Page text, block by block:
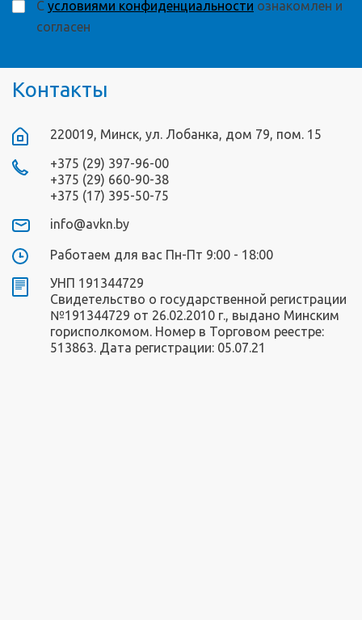
С условиями конфиденциальности ознакомлен и
согласен
Контакты
220019, Минск, ул. Лобанка, дом 79, пом. 15
+375 (29) 397-96-00
+375 (29) 660-90-38
+375 (17) 395-50-75
info@avkn.by
Работаем для вас Пн-Пт 9:00 - 18:00
УНП 191344729
Свидетельство о государственной регистрации
№191344729 от 26.02.2010 г., выдано Минским
горисполкомом. Номер в Торговом реестре:
513863. Дата регистрации: 05.07.21